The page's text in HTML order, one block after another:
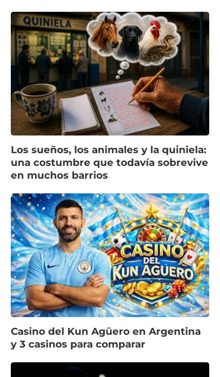
Los sueños, los animales y la quiniela:
una costumbre que todavía sobrevive
en muchos barrios
Casino del Kun Agüero en Argentina
y 3 casinos para comparar